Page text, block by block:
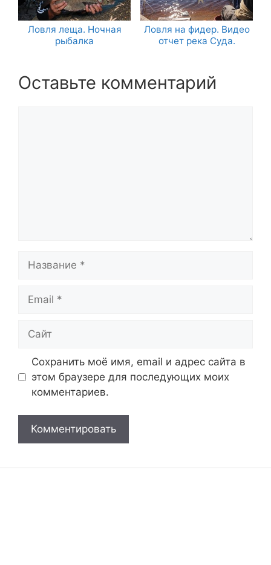
Ловля леща. Ночная
рыбалка
Ловля на фидер. Видео
отчет река Суда.
Оставьте комментарий
Сохранить моё имя, email и адрес сайта в
этом браузере для последующих моих
комментариев.